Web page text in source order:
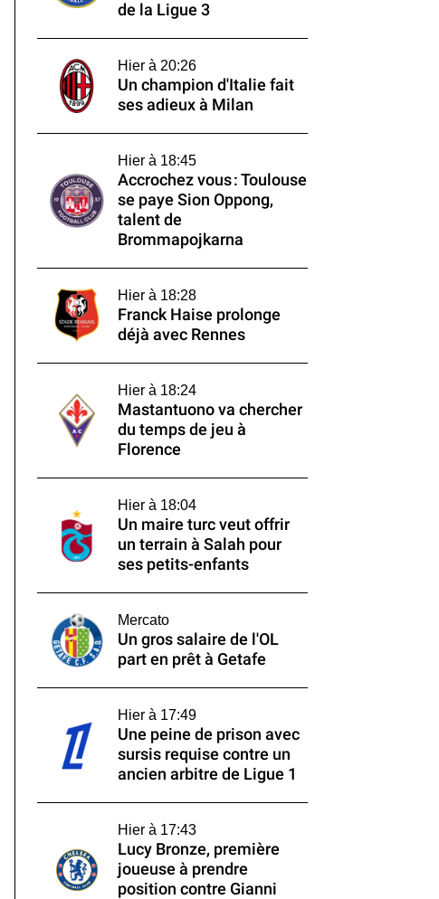
de la Ligue 3
Hier à 20:26
Un champion d'Italie fait
ses adieux à Milan
Hier à 18:45
Accrochez vous : Toulouse
se paye Sion Oppong,
talent de
Brommapojkarna
Hier à 18:28
Franck Haise prolonge
déjà avec Rennes
Hier à 18:24
Mastantuono va chercher
du temps de jeu à
Florence
Hier à 18:04
Un maire turc veut offrir
un terrain à Salah pour
ses petits-enfants
Mercato
Un gros salaire de l'OL
part en prêt à Getafe
Hier à 17:49
Une peine de prison avec
sursis requise contre un
ancien arbitre de Ligue 1
Hier à 17:43
Lucy Bronze, première
joueuse à prendre
position contre Gianni